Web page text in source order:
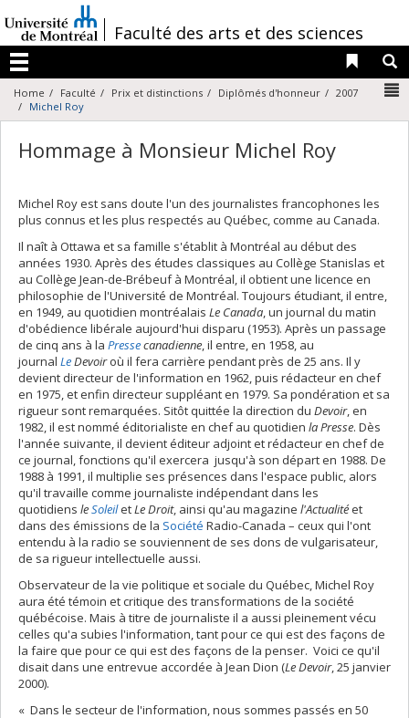
au
contenu
/Faculté des arts et des sciences
Menu
Liens
Home Faculté Prix et distinctions Diplômés d'honneur
2007
Michel Roy
Hommage à Monsieur Michel Roy
Michel Roy est sans doute l'un des journalistes francophones les
plus connus et les plus respectés au Québec, comme au Canada.
Il naît à Ottawa et sa famille s'établit à Montréal au début des
années 1930. Après des études classiques au Collège Stanislas et
au Collège Jean-de-Brébeuf à Montréal, il obtient une licence en
philosophie de l'Université de Montréal. Toujours étudiant, il entre,
en 1949, au quotidien montréalais Le Canada, un journal du matin
d'obédience libérale aujourd'hui disparu (1953). Après un passage
de cinq ans à la Pressecanadienne, il entre, en 1958, au
journal LeDevoiroù il fera carrière pendant près de 25 ans. Il y
devient directeur de l'information en 1962, puis rédacteur en chef
en 1975, et enfin directeur suppléant en 1979. Sa pondération et sa
rigueur sont remarquées. Sitôt quittée la direction du Devoir, en
1982, il est nommé éditorialiste en chef au quotidien la Presse. Dès
l'année suivante, il devient éditeur adjoint et rédacteur en chef de
ce journal, fonctions qu'il exercera jusqu'à son départ en 1988. De
1988 à 1991, il multiplie ses présences dans l'espace public, alors
qu'il travaille comme journaliste indépendant dans les
quotidiens leSoleiletLe Droit, ainsi qu'au magazine l'Actualitéet
dans des émissions de la Société Radio-Canada – ceux qui l'ont
entendu à la radio se souviennent de ses dons de vulgarisateur,
de sa rigueur intellectuelle aussi.
Observateur de la vie politique et sociale du Québec, Michel Roy
aura été témoin et critique des transformations de la société
québécoise. Mais à titre de journaliste il a aussi pleinement vécu
celles qu'a subies l'information, tant pour ce qui est des façons de
la faire que pour ce qui est des façons de la penser. Voici ce qu'il
disait dans une entrevue accordée à Jean Dion (Le Devoir, 25 janvier
2000).
« Dans le secteur de l'information, nous sommes passés en 50